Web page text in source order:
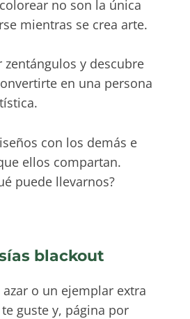
no son la única
mientras se crea arte.
zentángulos y descubre
en una persona
con los demás e
ellos compartan.
puede llevarnos?
blackout
o un ejemplar extra
guste y, página por